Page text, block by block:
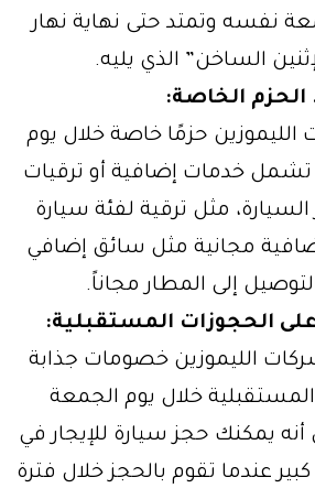
نفسه وتمتد حتى نهاية نهار
الساخن” الذي يليه.
حزمًا خاصة خلال يوم
تشمل خدمات إضافية أو ترقيات
مثل ترقية لفئة سيارة
مجانية مثل سائق إضافي
إلى المطار مجاناً.
الليموزين خصومات جذابة
خلال يوم الجمعة
أنه يمكنك حجز سيارة للإيجار في
عندما تقوم بالحجز خلال فترة